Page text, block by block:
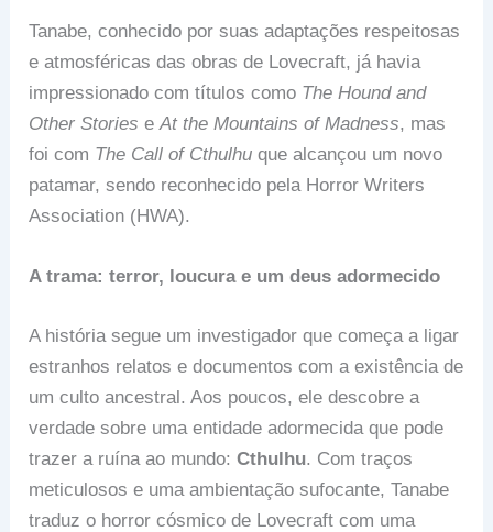
Tanabe, conhecido por suas adaptações respeitosas
e atmosféricas das obras de Lovecraft, já havia
impressionado com títulos como The Hound and
Other Stories eAt the Mountains of Madness, mas
foi com The Call of Cthulhu que alcançou um novo
patamar, sendo reconhecido pela Horror Writers
Association (HWA).
A trama: terror, loucura e um deus adormecido
A história segue um investigador que começa a ligar
estranhos relatos e documentos com a existência de
um culto ancestral. Aos poucos, ele descobre a
verdade sobre uma entidade adormecida que pode
trazer a ruína ao mundo:Cthulhu. Com traços
meticulosos e uma ambientação sufocante, Tanabe
traduz o horror cósmico de Lovecraft com uma